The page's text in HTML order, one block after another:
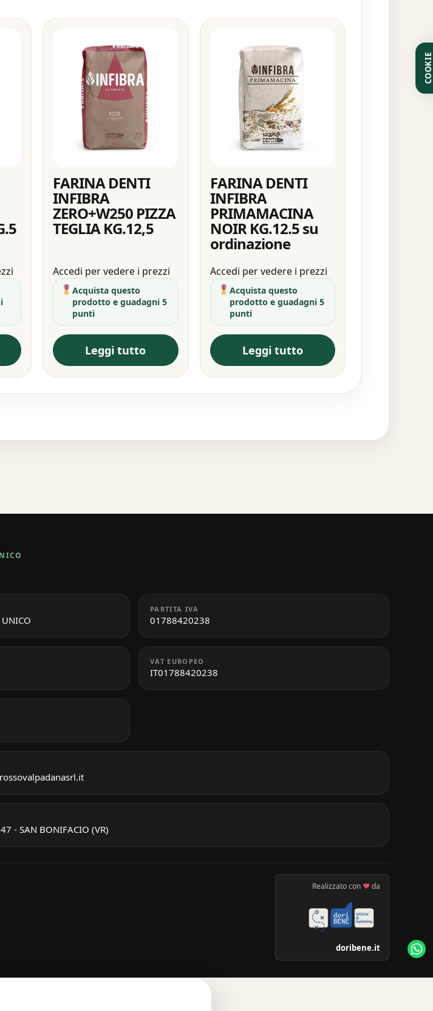
FARINA DENTI
INFIBRA
ZERO+W250 PIZZA
TEGLIA KG.12,5
Accedi per vedere i prezzi
Acquista questo
prodotto e guadagni 5
punti
Leggi tutto
FARINA DENTI
INFIBRA
PRIMAMACINA
NOIR KG.12.5 su
ordinazione
Accedi per vedere i prezzi
Acquista questo
prodotto e guadagni 5
punti
Leggi tutto
UNICO
PARTITA IVA
01788420238
VAT EUROPEO
IT01788420238
- SAN BONIFACIO (VR)
Realizzato con ♥da
doribene.it
COOKIE